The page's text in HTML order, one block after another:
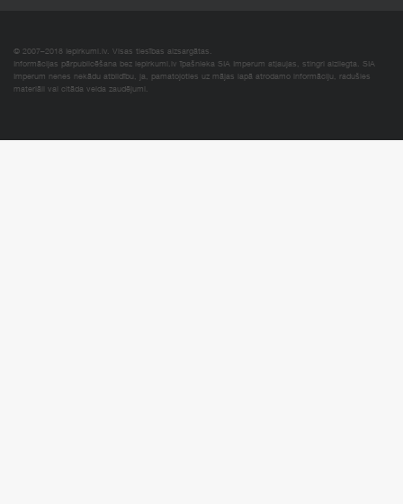
© 2007–2018 Iepirkumi.lv. Visas tiesības aizsargātas.
Informācijas pārpublicēšana bez iepirkumi.lv īpašnieka SIA Imperum atļaujas, stingri aizliegta. SIA
Imperum nenes nekādu atbildību, ja, pamatojoties uz mājas lapā atrodamo informāciju, radušies
materiāli vai citāda veida zaudējumi.